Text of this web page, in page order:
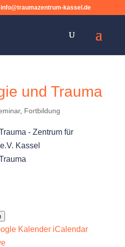
info@traumazentrum-kassel.de
und Trauma
, Fortbildung
Kalender iCalendar